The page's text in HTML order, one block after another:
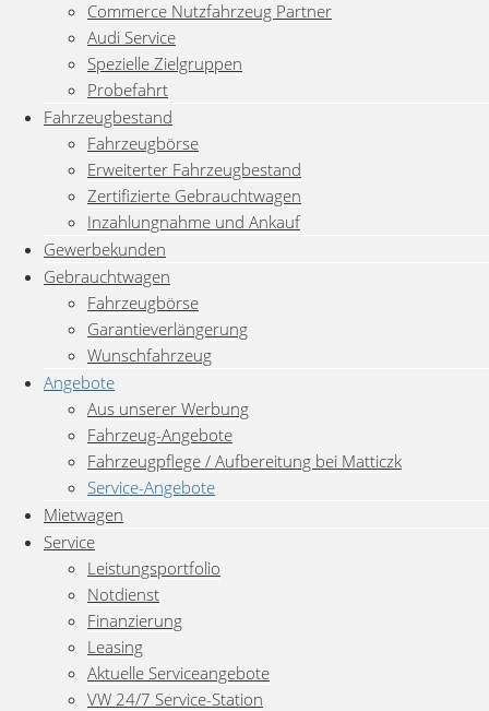
Commerce Nutzfahrzeug Partner
Audi Service
Spezielle Zielgruppen
Probefahrt
Fahrzeugbestand
Fahrzeugbörse
Erweiterter Fahrzeugbestand
Zertifizierte Gebrauchtwagen
Inzahlungnahme und Ankauf
Gewerbekunden
Gebrauchtwagen
Fahrzeugbörse
Garantieverlängerung
Wunschfahrzeug
Angebote
Aus unserer Werbung
Fahrzeug-Angebote
Fahrzeugpflege / Aufbereitung bei Matticzk
Service-Angebote
Mietwagen
Service
Leistungsportfolio
Notdienst
Finanzierung
Leasing
Aktuelle Serviceangebote
VW 24/7 Service-Station
Gemerkte Fahrzeuge